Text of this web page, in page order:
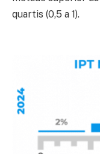
quartis (0,5 a 1).